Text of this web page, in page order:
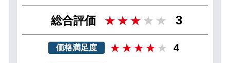
総合評価 3
価格満足度 4